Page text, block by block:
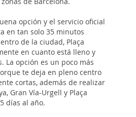
opción y el servicio oficial
en tan solo 35 minutos
de la ciudad, Plaça
en cuanto está lleno y
La opción es un poco más
te deja en pleno centro
cortas, además de realizar
Gran Vía-Urgell y Plaça
días al año.